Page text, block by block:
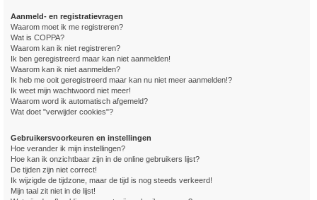
Aanmeld- en registratievragen
Waarom moet ik me registreren?
Wat is COPPA?
Waarom kan ik niet registreren?
Ik ben geregistreerd maar kan niet aanmelden!
Waarom kan ik niet aanmelden?
Ik heb me ooit geregistreerd maar kan nu niet meer aanmelden!?
Ik weet mijn wachtwoord niet meer!
Waarom word ik automatisch afgemeld?
Wat doet "verwijder cookies"?
Gebruikersvoorkeuren en instellingen
Hoe verander ik mijn instellingen?
Hoe kan ik onzichtbaar zijn in de online gebruikers lijst?
De tijden zijn niet correct!
Ik wijzigde de tijdzone, maar de tijd is nog steeds verkeerd!
Mijn taal zit niet in de lijst!